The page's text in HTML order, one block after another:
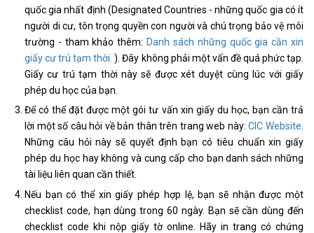
quốc gia nhất định (Designated Countries - những quốc gia có ít
người di cư, tôn trọng quyền con người và chú trọng bảo vệ môi
trường - tham khảo thêm:Danh sách những quốc gia cần xin
giấy cư trú tạm thời. ). Đây không phải một vấn đề quá phức tạp.
Giấy cư trú tạm thời này sẽ được xét duyệt cùng lúc với giấy
phép du học của bạn.
Để có thể đặt được một gói tư vấn xin giấy du học, bạn cần trả
lời một số câu hỏi về bản thân trên trang web này:CIC Website
Những câu hỏi này sẽ quyết định bạn có tiêu chuẩn xin giấy
phép du học hay không và cung cấp cho bạn danh sách những
tài liệu liên quan cần thiết.
Nếu bạn có thể xin giấy phép hợp lệ, bạn sẽ nhận được một
checklist code, hạn dùng trong 60 ngày. Bạn sẽ cần dùng đến
checklist code khi nộp giấy tờ online. Hãy in trang có chứng